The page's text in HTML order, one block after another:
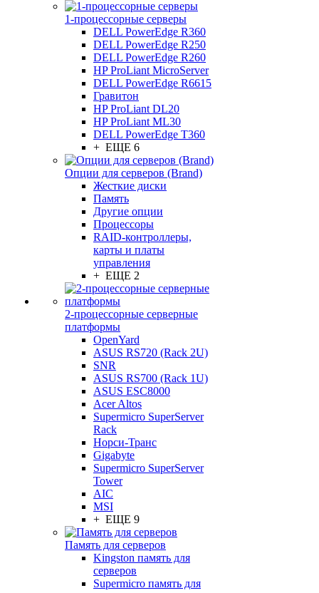
1-процессорные серверы
DELL PowerEdge R360
DELL PowerEdge R250
DELL PowerEdge R260
HP ProLiant MicroServer
DELL PowerEdge R6615
Гравитон
HP ProLiant DL20
HP ProLiant ML30
DELL PowerEdge T360
+ ЕЩЕ 6
Опции для серверов (Brand)
Жесткие диски
Память
Другие опции
Процессоры
RAID-контроллеры,
карты и платы
управления
+ ЕЩЕ 2
2-процессорные серверные
платформы
OpenYard
ASUS RS720 (Rack 2U)
SNR
ASUS RS700 (Rack 1U)
ASUS ESC8000
Acer Altos
Supermicro SuperServer
Rack
Норси-Транс
Gigabyte
Supermicro SuperServer
Tower
AIC
MSI
+ ЕЩЕ 9
Память для серверов
Kingston память для
серверов
Supermicro память для